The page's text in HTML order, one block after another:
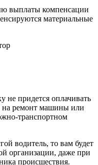
выплаты компенсации
материальные
не придется оплачивать
на ремонт машины или
транспортном
водитель, то вам будет
организации, даже при
происшествия.